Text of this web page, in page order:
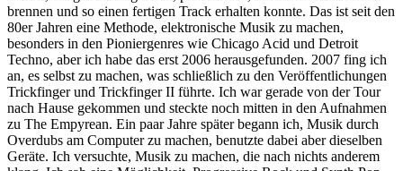
brennen und so einen fertigen Track erhalten konnte. Das ist seit den
80er Jahren eine Methode, elektronische Musik zu machen,
besonders in den Pioniergenres wie Chicago Acid und Detroit
Techno, aber ich habe das erst 2006 herausgefunden. 2007 fing ich
an, es selbst zu machen, was schließlich zu den Veröffentlichungen
Trickfinger und Trickfinger II führte. Ich war gerade von der Tour
nach Hause gekommen und steckte noch mitten in den Aufnahmen
zu The Empyrean. Ein paar Jahre später begann ich, Musik durch
Overdubs am Computer zu machen, benutzte dabei aber dieselben
Geräte. Ich versuchte, Musik zu machen, die nach nichts anderem